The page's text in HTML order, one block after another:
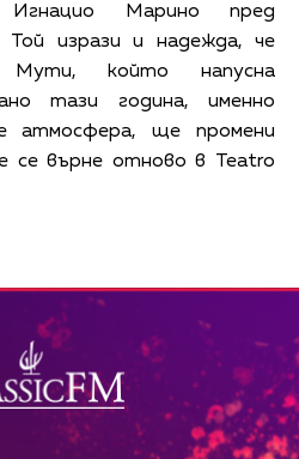
Марино пред
Той изрази и надежда, че
Мути, който напусна
тази година, именно
атмосфера, ще промени
се върне отново в Teatro